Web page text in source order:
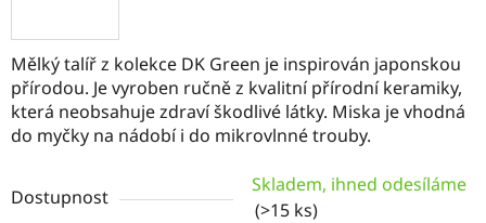
Mělký talíř z kolekce DK Green je inspirován japonskou
přírodou. Je vyroben ručně z kvalitní přírodní keramiky,
která neobsahuje zdraví škodlivé látky. Miska je vhodná
do myčky na nádobí i do mikrovlnné trouby.
Dostupnost
Skladem, ihned odesíláme
(>15 ks)